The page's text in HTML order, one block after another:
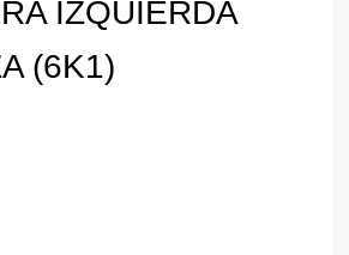
IZQUIERDA
(6K1)